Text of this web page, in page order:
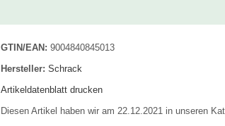
GTIN/EAN: 9004840845013
Hersteller: Schrack
Artikeldatenblatt drucken
Diesen Artikel haben wir am 22.12.2021 in unseren